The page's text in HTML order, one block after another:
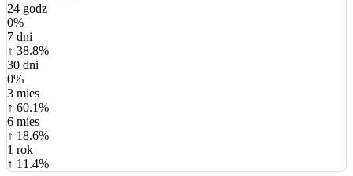
24 godz
0%
7 dni
↑ 38.8%
30 dni
0%
3 mies
↑ 60.1%
6 mies
↑ 18.6%
1 rok
↑ 11.4%